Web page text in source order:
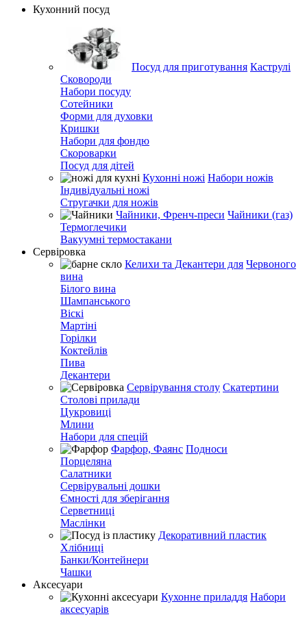
Кухонний посуд
Посуд для приготування Каструлі
Сковороди
Набори посуду
Сотейники
Форми для духовки
Кришки
Набори для фондю
Скороварки
Посуд для дітей
Кухонні ножі Набори ножів
Індивідуальні ножі
Стругачки для ножів
Чайники, Френч-преси Чайники (газ)
Термоглечики
Вакуумні термостакани
Сервіровка
Келихи та Декантери для Червоного
вина
Білого вина
Шампанського
Віскі
Мартіні
Горілки
Коктейлів
Пива
Декантери
Сервірування столу Скатертини
Столові прилади
Цукровиці
Млини
Набори для спецій
Фарфор, Фаянс Подноси
Порцеляна
Салатники
Сервірувальні дошки
Ємності для зберігання
Серветниці
Маслінки
Декоративний пластик
Хлібниці
Банки/Контейнери
Чашки
Аксесуари
Кухонне приладдя Набори
аксесуарів